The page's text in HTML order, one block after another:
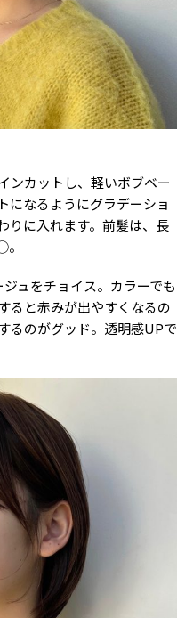
ンカットし、軽いボブベー
になるようにグラデーショ
りに入れます。前髪は、長
ュをチョイス。カラーでも
ると赤みが出やすくなるの
るのがグッド。透明感UPで